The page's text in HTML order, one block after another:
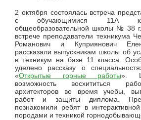
2 октября состоялась встреча
с обучающимися 11А
общеобразовательной школы № 38 г.
встрече преподаватели техникума
Романович и Куприянович
рассказали выпускникам школы об
в техникум на базе 11 класса.
уделено рассказу о
«Открытые горные работы».
возможность восхититься
архитекторов во время учебы,
работ и защиты диплома.
познакомили ребят в
породами и техникой